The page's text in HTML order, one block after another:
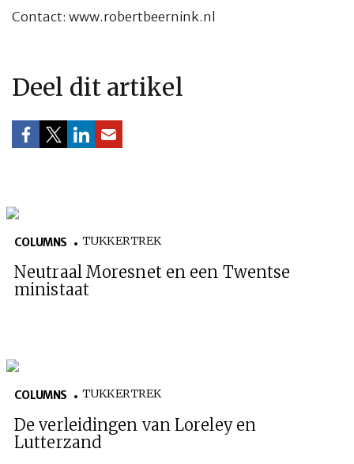
Contact: www.robertbeernink.nl
Deel dit artikel
COLUMNS TUKKERTREK
Neutraal Moresnet en een Twentse
ministaat
COLUMNS TUKKERTREK
De verleidingen van Loreley en
Lutterzand